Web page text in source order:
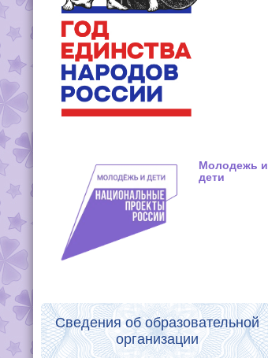
Молодежь и
дети
Сведения об образовательной
организации